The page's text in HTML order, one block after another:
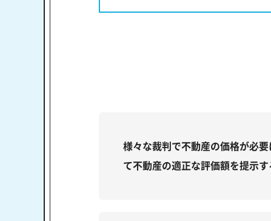
様々な裁判で不動産の価格が必
て不動産の適正な評価額を提示す